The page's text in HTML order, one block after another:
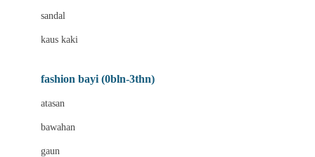
Bizzi Growin
Blooming Marvellous
Bravado
sandal
kaus kaki
fashion bayi (0bln-3thn)
atasan
bawahan
gaun